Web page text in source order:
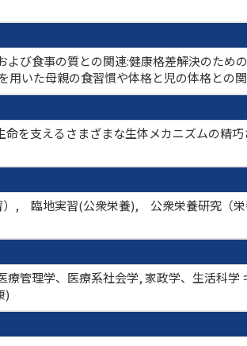
よび食事の質との関連:健康格差解決のため
いた母親の食習慣や体格と児の体格との
を支えるさまざまな生体メカニズムの精
, 臨地実習(公衆栄養), 公衆栄養研究（
管理学、医療系社会学, 家政学、生活科
)